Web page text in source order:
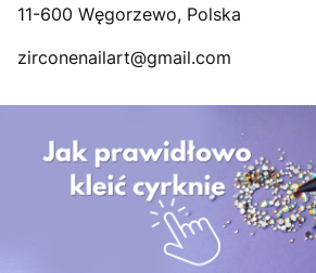
11-600 Węgorzewo, Polska
zirconenailart@gmail.com